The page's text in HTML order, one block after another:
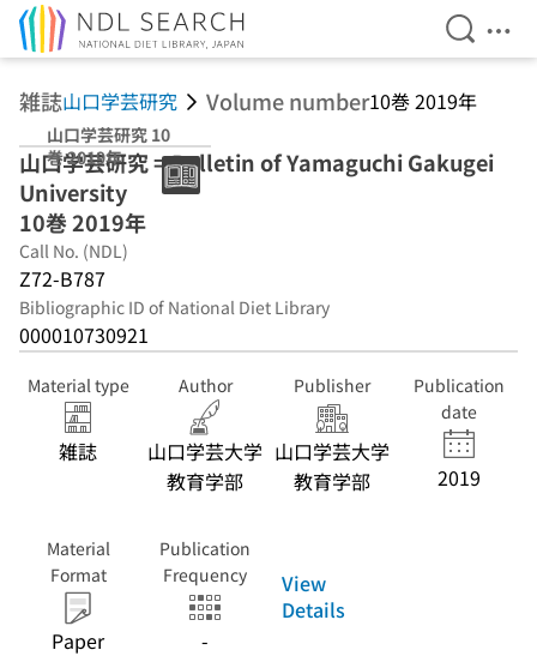
Open
雑誌山口学芸研究 Volume number10巻 2019年
山口学芸研究 10
巻 2019年
山口学芸研究 = Bulletin of Yamaguchi Gakugei
University
10巻 2019年
Call No. (NDL)
Z72-B787
Bibliographic ID of National Diet Library
000010730921
Material type
雑誌
Author
山口学芸大学
教育学部
Publisher
山口学芸大学
教育学部
Publication
date
2019
Material
Format
Paper
Publication
Frequency
-
View
Details